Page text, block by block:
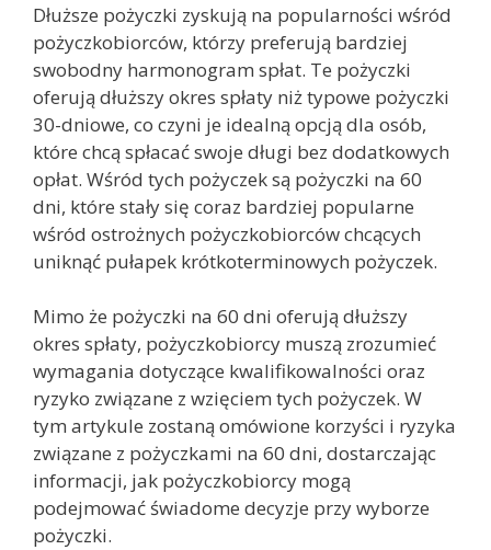
Dłuższe pożyczki zyskują na popularności wśród
pożyczkobiorców, którzy preferują bardziej
swobodny harmonogram spłat. Te pożyczki
oferują dłuższy okres spłaty niż typowe pożyczki
30-dniowe, co czyni je idealną opcją dla osób,
które chcą spłacać swoje długi bez dodatkowych
opłat. Wśród tych pożyczek są pożyczki na 60
dni, które stały się coraz bardziej popularne
wśród ostrożnych pożyczkobiorców chcących
uniknąć pułapek krótkoterminowych pożyczek.
Mimo że pożyczki na 60 dni oferują dłuższy
okres spłaty, pożyczkobiorcy muszą zrozumieć
wymagania dotyczące kwalifikowalności oraz
ryzyko związane z wzięciem tych pożyczek. W
tym artykule zostaną omówione korzyści i ryzyka
związane z pożyczkami na 60 dni, dostarczając
informacji, jak pożyczkobiorcy mogą
podejmować świadome decyzje przy wyborze
pożyczki.